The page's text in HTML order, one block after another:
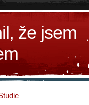
že jsem